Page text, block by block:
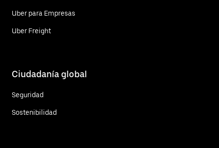
Uber para Empresas
Uber Freight
Ciudadanía global
Seguridad
Sostenibilidad